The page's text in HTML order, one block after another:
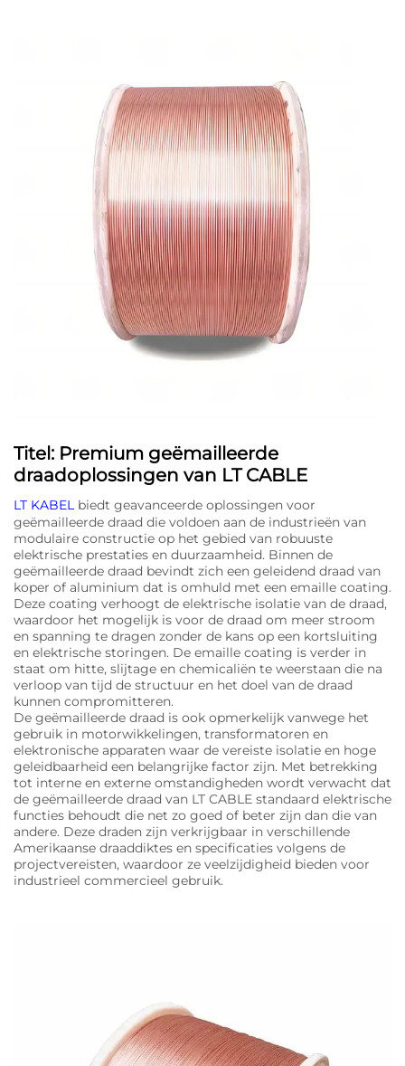
Titel: Premium geëmailleerde
draadoplossingen van LT CABLE
LT KABEL biedt geavanceerde oplossingen voor
geëmailleerde draad die voldoen aan de industrieën van
modulaire constructie op het gebied van robuuste
elektrische prestaties en duurzaamheid. Binnen de
geëmailleerde draad bevindt zich een geleidend draad van
koper of aluminium dat is omhuld met een emaille coating.
Deze coating verhoogt de elektrische isolatie van de draad,
waardoor het mogelijk is voor de draad om meer stroom
en spanning te dragen zonder de kans op een kortsluiting
en elektrische storingen. De emaille coating is verder in
staat om hitte, slijtage en chemicaliën te weerstaan die na
verloop van tijd de structuur en het doel van de draad
kunnen compromitteren.
De geëmailleerde draad is ook opmerkelijk vanwege het
gebruik in motorwikkelingen, transformatoren en
elektronische apparaten waar de vereiste isolatie en hoge
geleidbaarheid een belangrijke factor zijn. Met betrekking
tot interne en externe omstandigheden wordt verwacht dat
de geëmailleerde draad van LT CABLE standaard elektrische
functies behoudt die net zo goed of beter zijn dan die van
andere. Deze draden zijn verkrijgbaar in verschillende
Amerikaanse draaddiktes en specificaties volgens de
projectvereisten, waardoor ze veelzijdigheid bieden voor
industrieel commercieel gebruik.